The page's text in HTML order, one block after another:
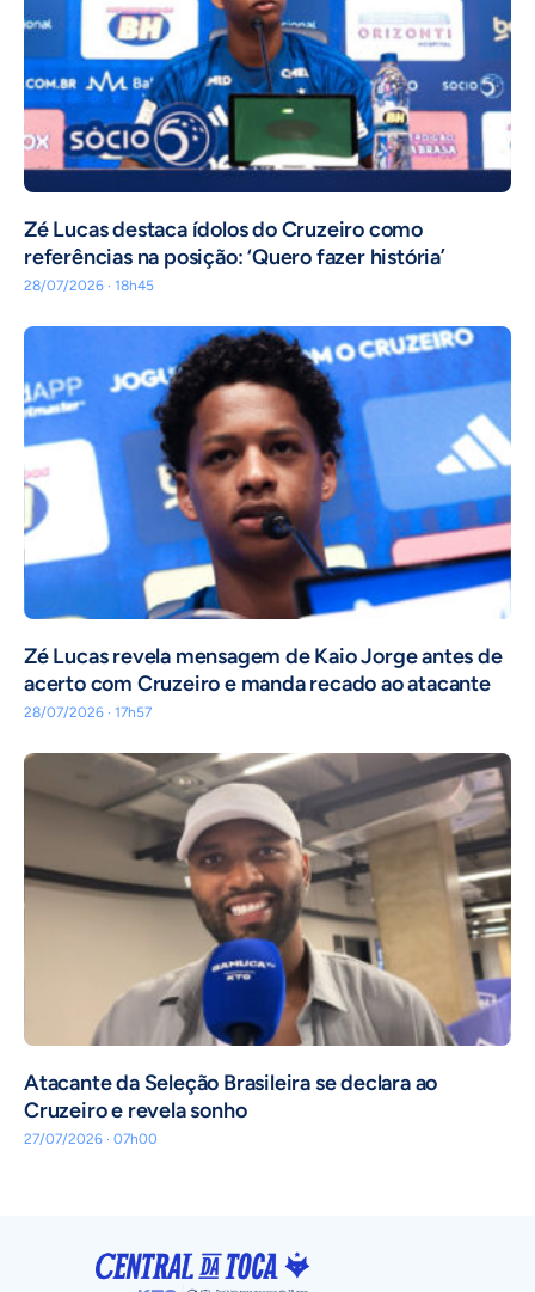
Zé Lucas destaca ídolos do Cruzeiro como
referências na posição: ‘Quero fazer história’
28/07/2026 · 18h45
Zé Lucas revela mensagem de Kaio Jorge antes de
acerto com Cruzeiro e manda recado ao atacante
28/07/2026 · 17h57
Atacante da Seleção Brasileira se declara ao
Cruzeiro e revela sonho
27/07/2026 · 07h00